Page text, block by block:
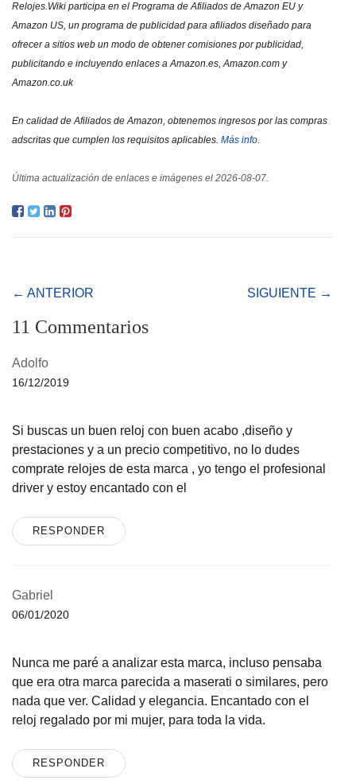
Relojes.Wiki participa en el Programa de Afiliados de Amazon EU y
Amazon US, un programa de publicidad para afiliados diseñado para
ofrecer a sitios web un modo de obtener comisiones por publicidad,
publicitando e incluyendo enlaces a Amazon.es, Amazon.com y
Amazon.co.uk
En calidad de Afiliados de Amazon, obtenemos ingresos por las compras
adscritas que cumplen los requisitos aplicables. Más info.
Última actualización de enlaces e imágenes el 2026-08-07.
← ANTERIOR SIGUIENTE →
11 Commentarios
Adolfo
16/12/2019
Si buscas un buen reloj con buen acabo ,diseño y
prestaciones y a un precio competitivo, no lo dudes
comprate relojes de esta marca , yo tengo el profesional
driver y estoy encantado con el
RESPONDER
Gabriel
06/01/2020
Nunca me paré a analizar esta marca, incluso pensaba
que era otra marca parecida a maserati o similares, pero
nada que ver. Calidad y elegancia. Encantado con el
reloj regalado por mi mujer, para toda la vida.
RESPONDER